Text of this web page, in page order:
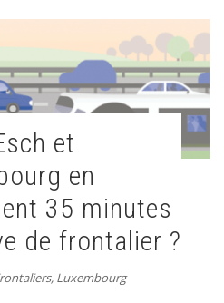
en
35 minutes
de frontalier ?
, Luxembourg